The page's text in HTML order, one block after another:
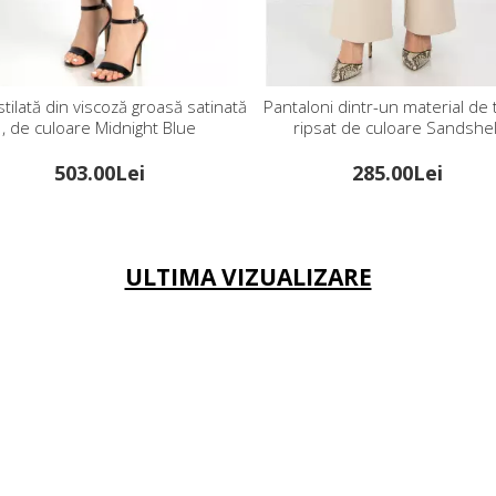
dintr-un material de tricot
ripsat de culoare Sandshell
285.00Lei
Pantaloni dintr-un material
culoare Ultramarine
285.00Lei
ULTIMA VIZUALIZARE